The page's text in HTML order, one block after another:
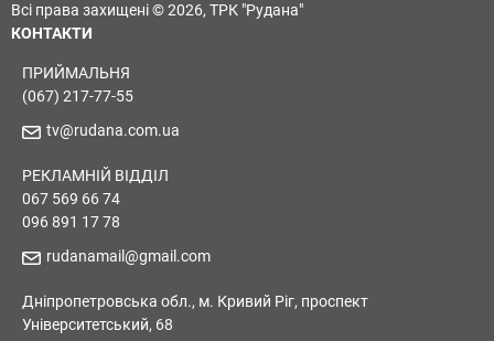
Всі права захищені © 2026, ТРК "Рудана"
КОНТАКТИ
ПРИЙМАЛЬНЯ
(067) 217-77-55
tv@rudana.com.ua
РЕКЛАМНІЙ ВІДДІЛ
067 569 66 74
096 891 17 78
rudanamail@gmail.com
Дніпропетровська обл., м. Кривий Ріг, проспект
Університетський, 68